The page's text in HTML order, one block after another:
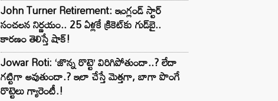
John Turner Retirement: ఇంగ్లండ్ స్టార్
సంచలన నిర్ణయం.. 25 ఏళ్లకే క్రికెట్‌కు గుడ్‌బై..
కారణం తెలిస్తే షాక్!
Jowar Roti: ‘జొన్న రొట్టె’ విరిగిపోతుందా..? లేదా
గట్టిగా అవుతుందా.? ఇలా చేస్తే మెత్తగా, బాగా పొంగే
రొట్టెలు గ్యారెంటీ.!